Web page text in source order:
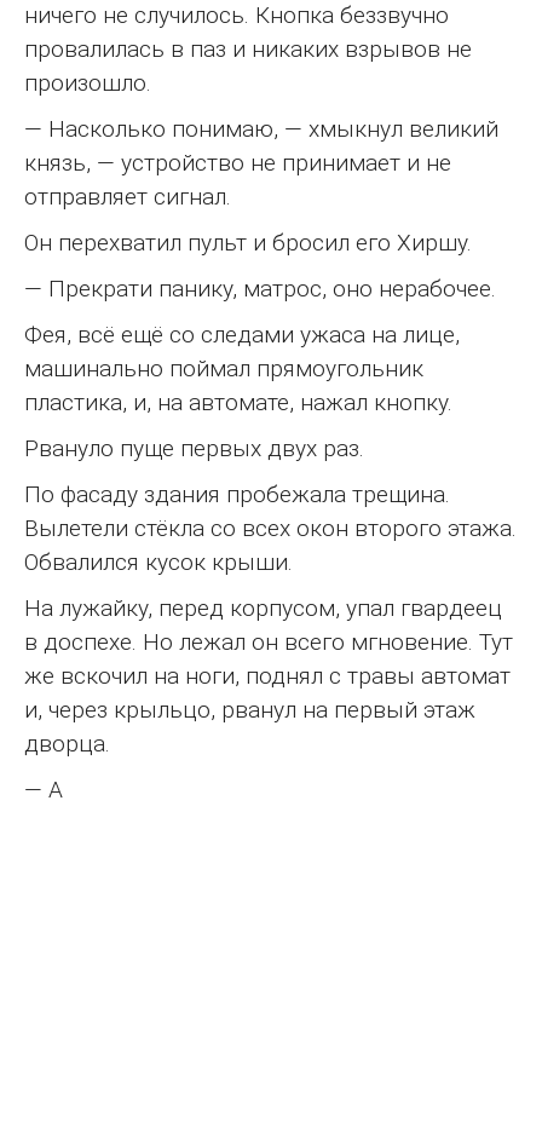
ничего не случилось. Кнопка беззвучно
провалилась в паз и никаких взрывов не
произошло.
— Насколько понимаю, — хмыкнул великий
князь, — устройство не принимает и не
отправляет сигнал.
Он перехватил пульт и бросил его Хиршу.
— Прекрати панику, матрос, оно нерабочее.
Фея, всё ещё со следами ужаса на лице,
машинально поймал прямоугольник
пластика, и, на автомате, нажал кнопку.
Рвануло пуще первых двух раз.
По фасаду здания пробежала трещина.
Вылетели стёкла со всех окон второго этажа.
Обвалился кусок крыши.
На лужайку, перед корпусом, упал гвардеец
в доспехе. Но лежал он всего мгновение. Тут
же вскочил на ноги, поднял с травы автомат
и, через крыльцо, рванул на первый этаж
дворца.
— А